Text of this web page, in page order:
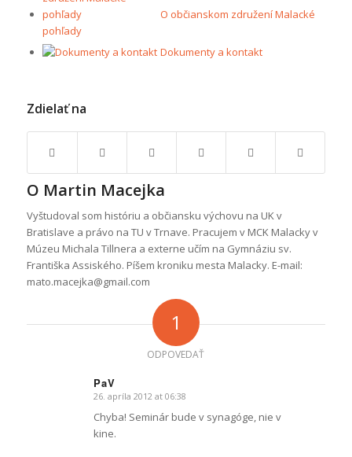
O občianskom združení Malacké
pohľady
Dokumenty a kontakt
Zdielať na
O Martin Macejka
Vyštudoval som históriu a občiansku výchovu na UK v
Bratislave a právo na TU v Trnave. Pracujem v MCK Malacky v
Múzeu Michala Tillnera a externe učím na Gymnáziu sv.
Františka Assiského. Píšem kroniku mesta Malacky. E-mail:
mato.macejka@gmail.com
1
ODPOVEDAŤ
PaV
hovorí:
26. apríla 2012 at 06:38
Chyba! Seminár bude v synagóge, nie v
kine.